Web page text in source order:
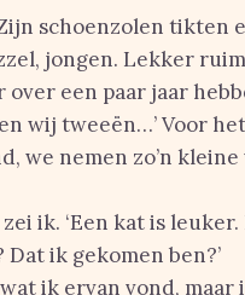
Zijn schoenzolen
jongen. Lekker
over een paar jaar
wij tweeën…’ Voor
we nemen zo’n
zei ik. ‘Een kat is leuker.
Dat ik gekomen ben?’
ik ervan vond, maar